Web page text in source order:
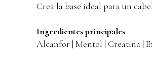
Crea la base ideal para un
Ingredientes principales
Alcanfor | Mentol | Creatina |